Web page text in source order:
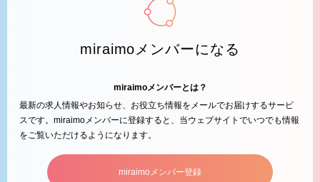
miraimoメンバーになる
miraimoメンバーとは？
最新の求人情報やお知らせ、お役立ち情報をメールでお届けするサービ
スです。miraimoメンバーに登録すると、当ウェブサイトでいつでも情報
をご覧いただけるようになります。
miraimoメンバー登録